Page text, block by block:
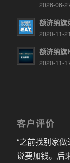
2026-06-
额济纳旗
2020-11-
额济纳
2020-11-
客户评价
“之前找别家
说要加钱。后